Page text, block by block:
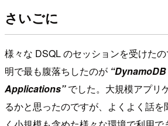
さいごに
様々な DSQL のセッションを受けた
明で最も腹落ちしたのが
Applications”でした。大規模アプリ
るかと思ったのですが、よくよく話